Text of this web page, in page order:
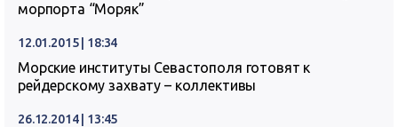
морпорта “Моряк”
12.01.2015 | 18:34
Морские институты Севастополя готовят к
рейдерскому захвату – коллективы
26.12.2014 | 13:45